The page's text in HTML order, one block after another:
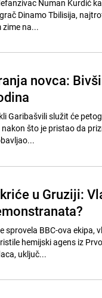
Numan Kurdić
Dinamo Tbilisija,
na...
novca:
Garibašvili služit će
što je pristao da
u Gruziji:
sprovela BBC-ova
hemijski agens iz
uključ...